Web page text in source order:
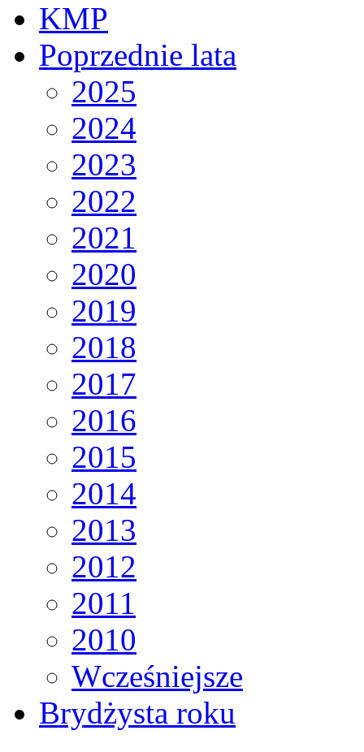
KMP
Poprzednie lata
2025
2024
2023
2022
2021
2020
2019
2018
2017
2016
2015
2014
2013
2012
2011
2010
Wcześniejsze
Brydżysta roku